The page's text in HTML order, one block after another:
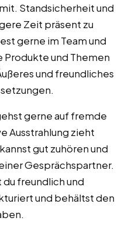
Standsicherheit und
Zeit präsent zu
gerne im Team und
Produkte und Themen
und freundliches
gerne auf fremde
Ausstrahlung zieht
gut zuhören und
Gesprächspartner.
freundlich und
und behältst den